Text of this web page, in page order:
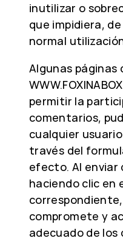
inutilizar o
que impidiera,
normal
Algunas páginas
permitir la
comentarios,
cualquier
través del
efecto. Al
haciendo clic en
correspondiente,
compromete y
adecuado de